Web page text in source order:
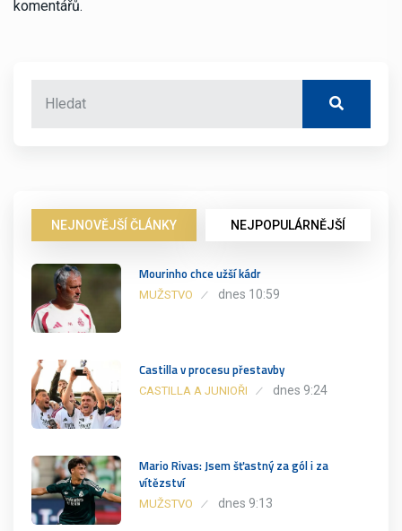
komentářů.
NEJNOVĚJŠÍ ČLÁNKY NEJPOPULÁRNĚJŠÍ
Mourinho chce užší kádr
MUŽSTVO dnes 10:59
Castilla v procesu přestavby
CASTILLA A JUNIOŘI dnes 9:24
Mario Rivas: Jsem šťastný za gól i za
vítězství
MUŽSTVO dnes 9:13